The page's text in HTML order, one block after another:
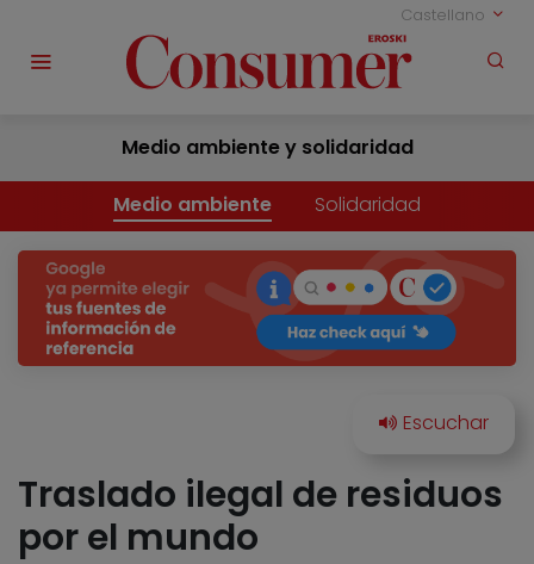
Castellano
Medio ambiente y solidaridad
Medio ambiente Solidaridad
Traslado ilegal de residuos
por el mundo